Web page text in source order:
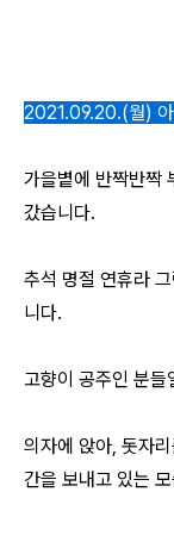
2021.09.20.(월) 아
가을볕에 반짝반짝
갔습니다.
추석 명절 연휴라
니다.
고향이 공주인 분들
의자에 앉아, 돗자
간을 보내고 있는